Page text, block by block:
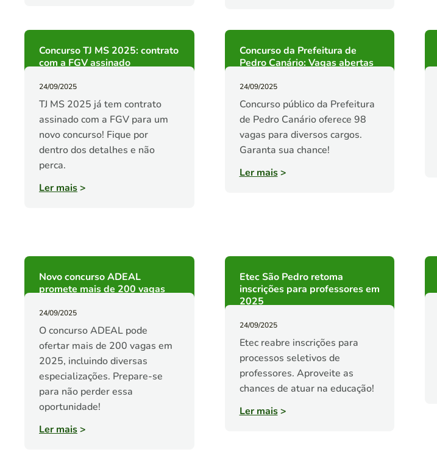
Concurso TJ MS 2025: contrato
com a FGV assinado
24/09/2025
TJ MS 2025 já tem contrato
assinado com a FGV para um
novo concurso! Fique por
dentro dos detalhes e não
perca.
Ler mais>
Concurso da Prefeitura de
Pedro Canário: Vagas abertas
24/09/2025
Concurso público da Prefeitura
de Pedro Canário oferece 98
vagas para diversos cargos.
Garanta sua chance!
Ler mais>
Novo concurso ADEAL
promete mais de 200 vagas
24/09/2025
O concurso ADEAL pode
ofertar mais de 200 vagas em
2025, incluindo diversas
especializações. Prepare-se
para não perder essa
oportunidade!
Ler mais>
Etec São Pedro retoma
inscrições para professores em
2025
24/09/2025
Etec reabre inscrições para
processos seletivos de
professores. Aproveite as
chances de atuar na educação!
Ler mais>